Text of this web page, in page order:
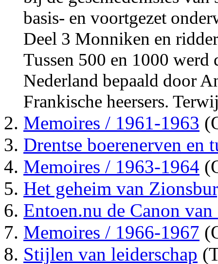
basis- en voortgezet
Deel 3 Monniken en
Tussen 500 en 1000
Nederland bepaald door
Frankische heersers.
Memoires / 1961-1963
Drentse boerenerven en
Memoires / 1963-1964
Het geheim van
Entoen.nu de Canon
Memoires / 1966-1967
Stijlen van leiderschap